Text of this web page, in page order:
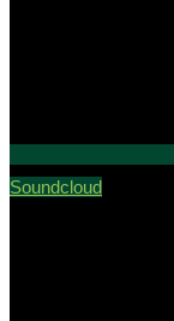
Soundcloud